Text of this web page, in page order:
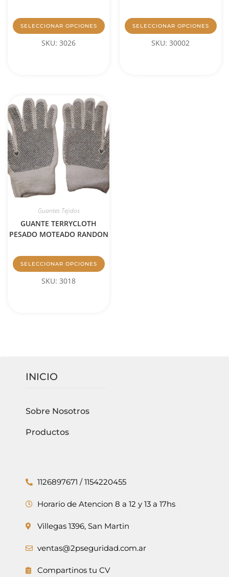
SELECCIONAR OPCIONES
SKU: 3026
SELECCIONAR OPCIONES
SKU: 30002
Guantes Tejidos
GUANTE TERRYCLOTH
PESADO MOTEADO RANDON
SELECCIONAR OPCIONES
SKU: 3018
INICIO
Sobre Nosotros
Productos
1126897671 / 1154220455
Horario de Atencion 8 a 12 y 13 a 17hs
Villegas 1396, San Martin
ventas@2pseguridad.com.ar
Compartinos tu CV